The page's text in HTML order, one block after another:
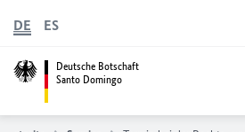
Deutsche Botschaft
Santo Domingo
DE ES